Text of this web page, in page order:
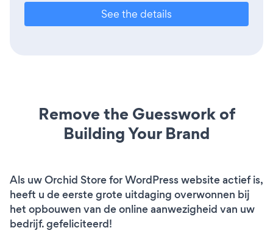
See the details
Remove the Guesswork of
Building Your Brand
Als uw Orchid Store for WordPress website actief is,
heeft u de eerste grote uitdaging overwonnen bij
het opbouwen van de online aanwezigheid van uw
bedrijf. gefeliciteerd!